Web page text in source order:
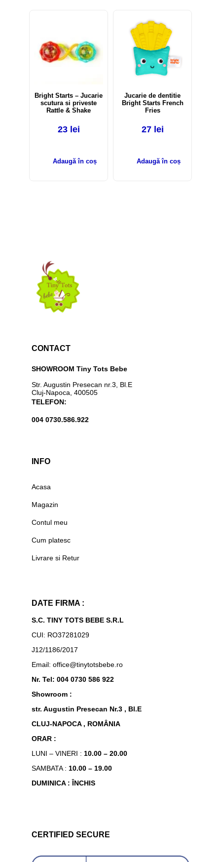
Bright Starts – Jucarie
scutura si priveste
Rattle & Shake
23 lei
Adaugă în coș
Jucarie de dentitie
Bright Starts French
Fries
27 lei
Adaugă în coș
CONTACT
SHOWROOM Tiny Tots Bebe
Str. Augustin Presecan nr.3, Bl.E
Cluj-Napoca, 400505
TELEFON:
004 0730.586.922
INFO
Acasa
Magazin
Contul meu
Cum platesc
Livrare si Retur
DATE FIRMA :
S.C. TINY TOTS BEBE S.R.L
CUI: RO37281029
J12/1186/2017
Email: office@tinytotsbebe.ro
Nr. Tel: 004 0730 586 922
Showroom :
str. Augustin Presecan Nr.3 , Bl.E
CLUJ-NAPOCA , ROMÂNIA
ORAR :
LUNI – VINERI : 10.00 – 20.00
SAMBATA : 10.00 – 19.00
DUMINICA : ÎNCHIS
CERTIFIED SECURE